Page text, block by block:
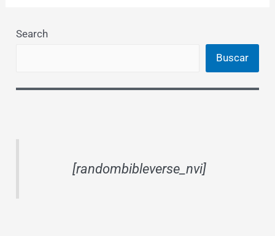
Search
Buscar
[randombibleverse_nvi]